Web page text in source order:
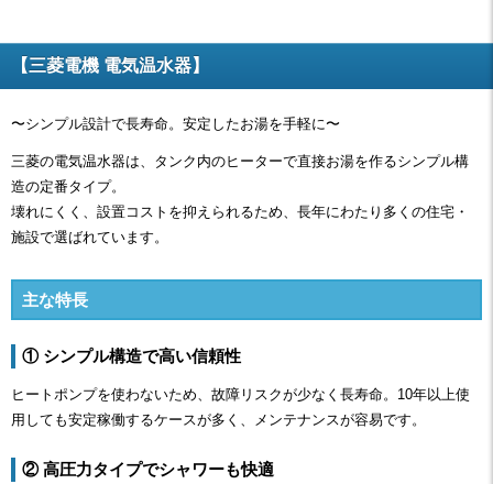
【三菱電機 電気温水器】
〜シンプル設計で長寿命。安定したお湯を手軽に〜
三菱の電気温水器は、タンク内のヒーターで直接お湯を作るシンプル構
造の定番タイプ。
壊れにくく、設置コストを抑えられるため、長年にわたり多くの住宅・
施設で選ばれています。
主な特長
① シンプル構造で高い信頼性
ヒートポンプを使わないため、故障リスクが少なく長寿命。10年以上使
用しても安定稼働するケースが多く、メンテナンスが容易です。
② 高圧力タイプでシャワーも快適